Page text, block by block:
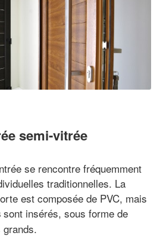
semi-vitrée
se rencontre fréquemment
traditionnelles. La
est composée de PVC, mais
sont insérés, sous forme de